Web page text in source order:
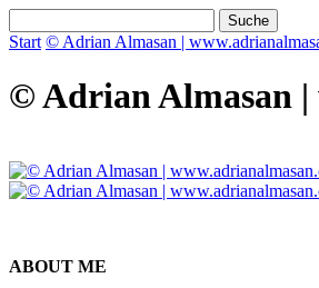
Start © Adrian Almasan |
© Adrian Almasan |
ABOUT ME